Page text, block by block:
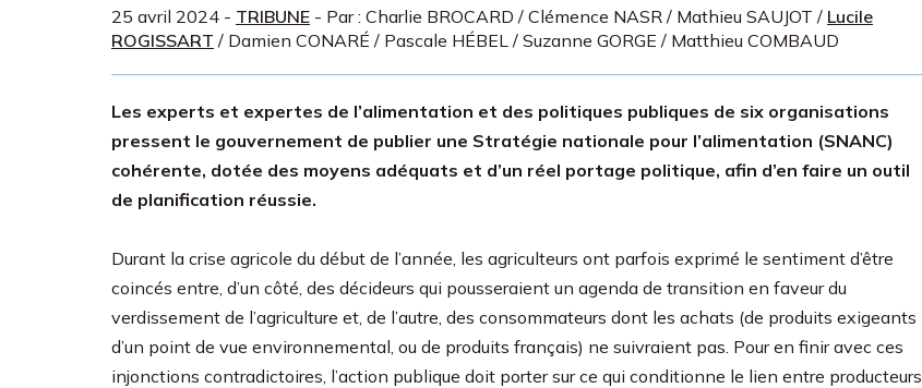
25 avril 2024 - TRIBUNE - Par : Charlie BROCARD / Clémence NASR / Mathieu SAUJOT / Lucile
ROGISSART / Damien CONARÉ / Pascale HÉBEL / Suzanne GORGE / Matthieu COMBAUD
Les experts et expertes de l’alimentation et des politiques publiques de six organisations
pressent le gouvernement de publier une Stratégie nationale pour l’alimentation (SNANC)
cohérente, dotée des moyens adéquats et d’un réel portage politique, afin d’en faire un outil
de planification réussie.
Durant la crise agricole du début de l’année, les agriculteurs ont parfois exprimé le sentiment d’être
coincés entre, d’un côté, des décideurs qui pousseraient un agenda de transition en faveur du
verdissement de l’agriculture et, de l’autre, des consommateurs dont les achats (de produits exigeants
d’un point de vue environnemental, ou de produits français) ne suivraient pas. Pour en finir avec ces
injonctions contradictoires, l’action publique doit porter sur ce qui conditionne le lien entre producteurs